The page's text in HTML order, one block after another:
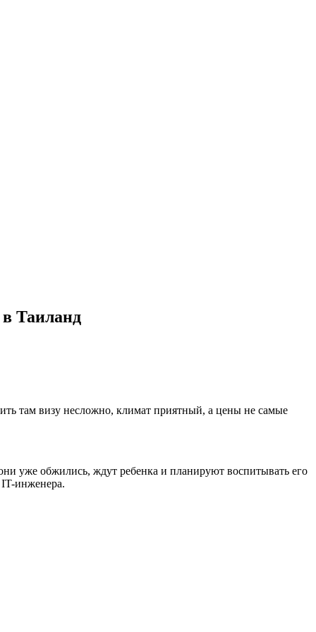
Таиланд
там визу несложно, климат приятный, а цены не самые
уже обжились, ждут ребенка и планируют воспитывать его
IT-инженера.